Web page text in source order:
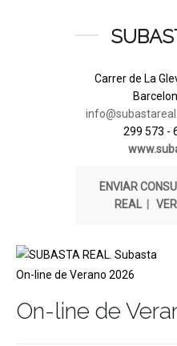
Carrer de La
299 573 -
ENVIAR
REAL|
On-line de